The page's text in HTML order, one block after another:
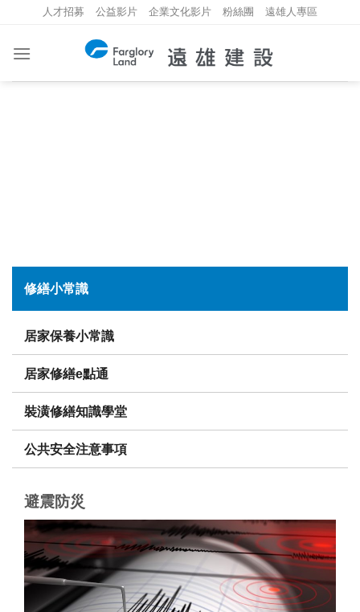
content
人才招募 公益影片 企業文化影片 粉絲團 遠雄人專區
修繕小常識
居家保養小常識
居家修繕e點通
裝潢修繕知識學堂
公共安全注意事項
避震防災